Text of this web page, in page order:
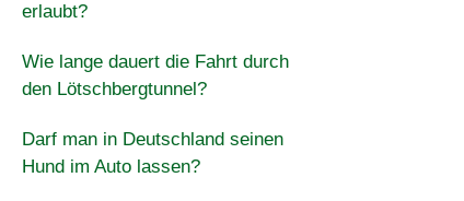
erlaubt?
Wie lange dauert die Fahrt durch
den Lötschbergtunnel?
Darf man in Deutschland seinen
Hund im Auto lassen?